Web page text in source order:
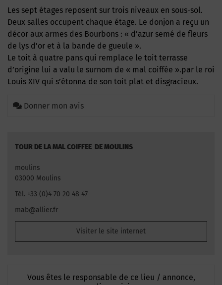
Les sept étages reposent sur trois niveaux en sous-sol.
Deux salles occupent chaque étage. Le donjon a reçu un
décor aux armes des Bourbons : « d’azur semé de fleurs
de lys d’or et à la bande de gueule ».
Le toit à quatre pans qui remplace le toit terrasse
d’origine lui a valu le surnom de « mal coiffée ».par le roi
Louis XIV qui s’étonna de son toit plat et disgracieux.
Donner mon avis
TOUR DE LA MAL COIFFEE DE MOULINS
moulins
03000 Moulins
Tél. +33 (0)4 70 20 48 47
mab@allier.fr
Visiter le site internet
Vous êtes le responsable de ce lieu / annonce,